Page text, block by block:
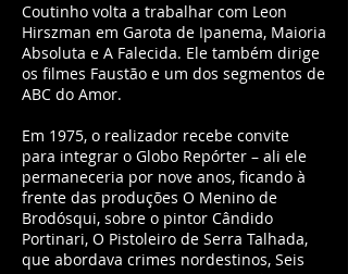
Coutinho volta a trabalhar com Leon
Hirszman em Garota de Ipanema, Maioria
Absoluta e A Falecida. Ele também dirige
os filmes Faustão e um dos segmentos de
ABC do Amor.
Em 1975, o realizador recebe convite
para integrar o Globo Repórter – ali ele
permaneceria por nove anos, ficando à
frente das produções O Menino de
Brodósqui, sobre o pintor Cândido
Portinari, O Pistoleiro de Serra Talhada,
que abordava crimes nordestinos, Seis